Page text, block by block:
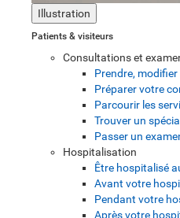
Illustration
Patients & visiteurs
Consultations et
Prendre,
Préparer votre
Parcourir les
Trouver un
Passer un
Hospitalisation
Être hospitalisé
Avant votre
Pendant votre
Après votre